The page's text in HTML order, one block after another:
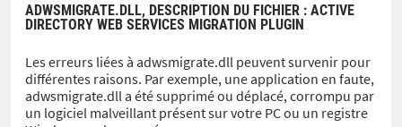
ADWSMIGRATE.DLL, DESCRIPTION DU FICHIER : ACTIVE
DIRECTORY WEB SERVICES MIGRATION PLUGIN
Les erreurs liées à adwsmigrate.dll peuvent survenir pour
différentes raisons. Par exemple, une application en faute,
adwsmigrate.dll a été supprimé ou déplacé, corrompu par
un logiciel malveillant présent sur votre PC ou un registre